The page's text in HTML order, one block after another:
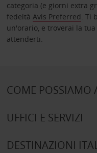
categoria (e giorni extra
fedeltà Avis Preferred. Ti
un'orario, e troverai la
attenderti.
COME POSSIAMO
UFFICI E SERVIZI
DESTINAZIONI